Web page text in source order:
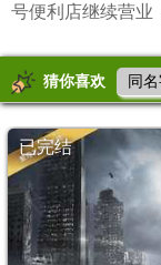
号便利店继续营业
猜你喜欢 同
已完结